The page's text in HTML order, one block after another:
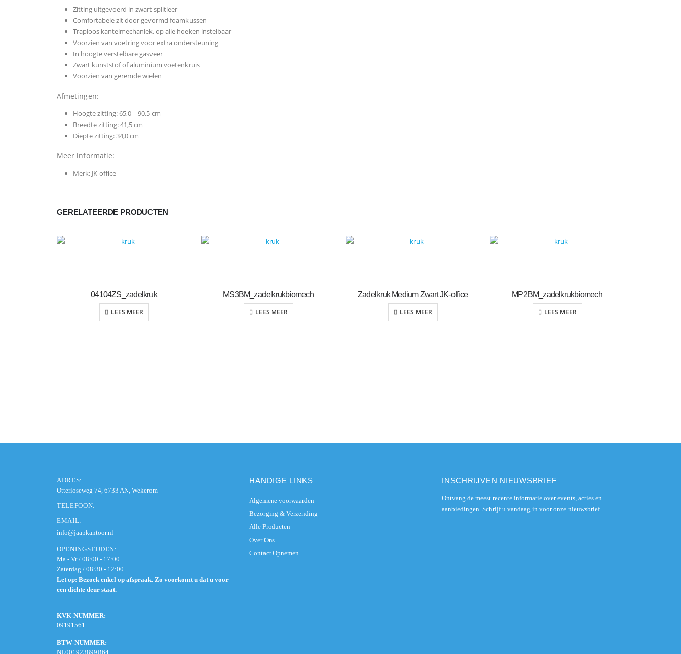
Zitting uitgevoerd in zwart splitleer
Comfortabele zit door gevormd foamkussen
Traploos kantelmechaniek, op alle hoeken instelbaar
Voorzien van voetring voor extra ondersteuning
In hoogte verstelbare gasveer
Zwart kunststof of aluminium voetenkruis
Voorzien van geremde wielen
Afmetingen:
Hoogte zitting: 65,0 – 90,5 cm
Breedte zitting: 41,5 cm
Diepte zitting: 34,0 cm
Meer informatie:
Merk: JK-office
GERELATEERDE PRODUCTEN
04104ZS_zadelkruk
LEES MEER
MS3BM_zadelkrukbiomech
LEES MEER
Zadelkruk Medium Zwart JK-office
LEES MEER
MP2BM_zadelkrukbiomech
LEES MEER
ADRES:
Otterloseweg 74, 6733 AN, Wekerom
TELEFOON:
EMAIL:
info@jaapkantoor.nl
OPENINGSTIJDEN:
Ma - Vr / 08:00 - 17:00
Zaterdag / 08:30 - 12:00
Let op: Bezoek enkel op afspraak. Zo voorkomt u dat u voor
een dichte deur staat.
KVK-NUMMER:
09191561
BTW-NUMMER:
NL001923899B64
HANDIGE LINKS
Algemene voorwaarden
Bezorging & Verzending
Alle Producten
Over Ons
Contact Opnemen
INSCHRIJVEN NIEUWSBRIEF
Ontvang de meest recente informatie over events, acties en
aanbiedingen. Schrijf u vandaag in voor onze nieuwsbrief.